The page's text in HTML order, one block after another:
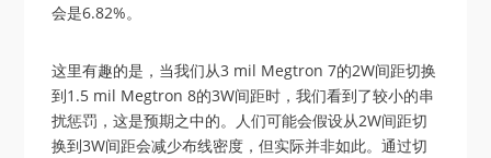
会是6.82%。
这里有趣的是，当我们从3 mil Megtron 7的2W间距切换
到1.5 mil Megtron 8的3W间距时，我们看到了较小的串
扰惩罚，这是预期之中的。人们可能会假设从2W间距切
换到3W间距会减少布线密度，但实际并非如此。通过切